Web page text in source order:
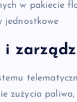
w pakiecie
jednostkowe
i
zużycia